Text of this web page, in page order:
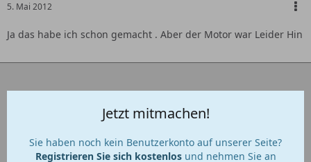
5. Mai 2012
Ja das habe ich schon gemacht . Aber der Motor war Leider Hin
Jetzt mitmachen!
Sie haben noch kein Benutzerkonto auf unserer Seite?
Registrieren Sie sich kostenlosund nehmen Sie an